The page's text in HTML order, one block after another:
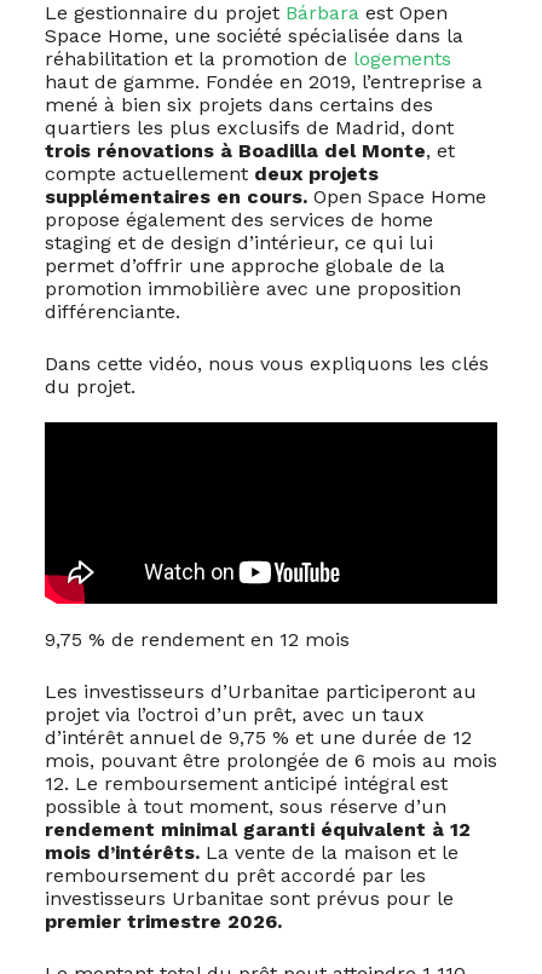
Le gestionnaire du projet Bárbaraest Open
Space Home, une société spécialisée dans la
réhabilitation et la promotion de logements
haut de gamme. Fondée en 2019, l’entreprise a
mené à bien six projets dans certains des
quartiers les plus exclusifs de Madrid, dont
trois rénovations à Boadilla del Monte, et
compte actuellement deux projets
supplémentaires en cours.Open Space Home
propose également des services de home
staging et de design d’intérieur, ce qui lui
permet d’offrir une approche globale de la
promotion immobilière avec une proposition
différenciante.
Dans cette vidéo, nous vous expliquons les clés
du projet.
9,75 % de rendement en 12 mois
Les investisseurs d’Urbanitae participeront au
projet via l’octroi d’un prêt, avec un taux
d’intérêt annuel de 9,75 % et une durée de 12
mois, pouvant être prolongée de 6 mois au mois
12. Le remboursement anticipé intégral est
possible à tout moment, sous réserve d’un
rendement minimal garanti équivalent à 12
mois d’intérêts.La vente de la maison et le
remboursement du prêt accordé par les
investisseurs Urbanitae sont prévus pour le
premier trimestre 2026.